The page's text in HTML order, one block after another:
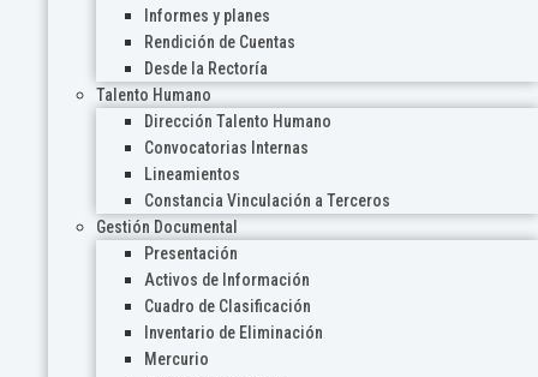
Informes y planes
Rendición de Cuentas
Desde la Rectoría
Talento Humano
Dirección Talento Humano
Convocatorias Internas
Lineamientos
Constancia Vinculación a Terceros
Gestión Documental
Presentación
Activos de Información
Cuadro de Clasificación
Inventario de Eliminación
Mercurio